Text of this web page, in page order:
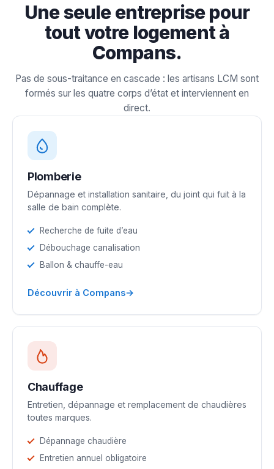
Une seule entreprise pour
tout votre logement à
Compans.
Pas de sous-traitance en cascade : les artisans LCM sont
formés sur les quatre corps d’état et interviennent en
direct.
Plomberie
Dépannage et installation sanitaire, du joint qui fuit à la
salle de bain complète.
Recherche de fuite d’eau
Débouchage canalisation
Ballon & chauffe-eau
Découvrir à Compans→
Chauffage
Entretien, dépannage et remplacement de chaudières
toutes marques.
Dépannage chaudière
Entretien annuel obligatoire